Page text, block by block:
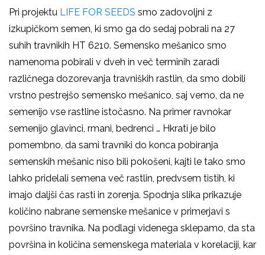
Pri projektu LIFE FOR SEEDS smo zadovoljni z
izkupičkom semen, ki smo ga do sedaj pobrali na 27
suhih travnikih HT 6210. Semensko mešanico smo
namenoma pobirali v dveh in več terminih zaradi
različnega dozorevanja travniških rastlin, da smo dobili
vrstno pestrejšo semensko mešanico, saj vemo, da ne
semenijo vse rastline istočasno. Na primer ravnokar
semenijo glavinci, rmani, bedrenci … Hkrati je bilo
pomembno, da sami travniki do konca pobiranja
semenskih mešanic niso bili pokošeni, kajti le tako smo
lahko pridelali semena več rastlin, predvsem tistih, ki
imajo daljši čas rasti in zorenja. Spodnja slika prikazuje
količino nabrane semenske mešanice v primerjavi s
površino travnika. Na podlagi videnega sklepamo, da sta
površina in količina semenskega materiala v korelaciji, kar